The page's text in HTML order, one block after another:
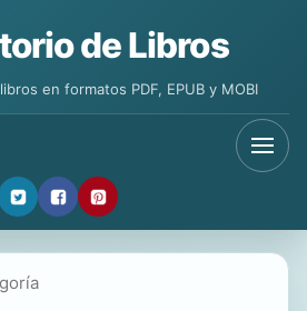
de Libros
en formatos PDF, EPUB y MOBI